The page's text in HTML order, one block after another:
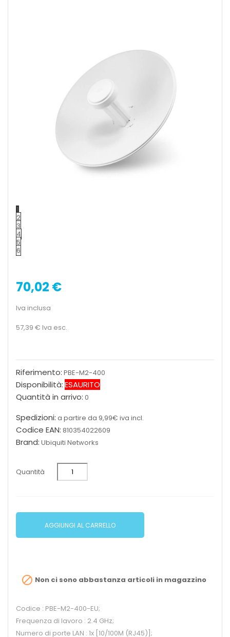
1
2
3
4
5
6
70,02 €
Iva inclusa
57,39 € Iva esc.
Riferimento: PBE-M2-400
Disponibilità:ESAURITO
Quantità in arrivo: 0
Spedizioni: a partire da 9,99€ iva incl.
Codice EAN: 810354022609
Brand: Ubiquiti Networks
Quantità
AGGIUNGI AL CARRELLO
 Non ci sono abbastanza articoli in magazzino
Codice : PBE-M2-400-EU;
Frequenza di lavoro : 2.4 GHz;
Numero di porte LAN : 1x [10/100M (RJ45)];